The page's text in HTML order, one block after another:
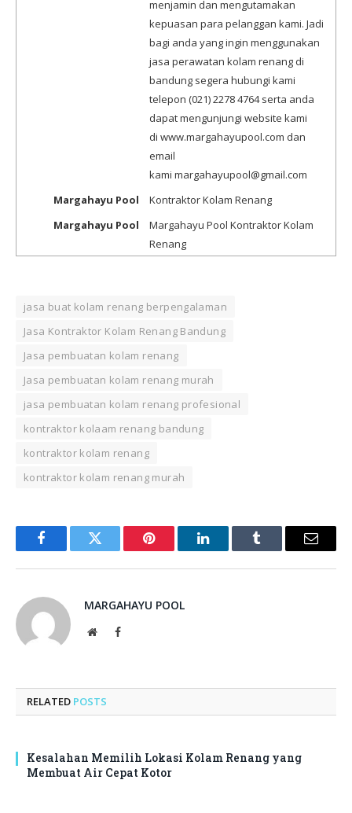
menjamin dan mengutamakan
kepuasan para pelanggan kami. Jadi
bagi anda yang ingin menggunakan
jasa perawatan kolam renang di
bandung segera hubungi kami
telepon (021) 2278 4764 serta anda
dapat mengunjungi website kami
di www.margahayupool.com dan
email
kami margahayupool@gmail.com
Margahayu Pool
Kontraktor Kolam Renang
Margahayu Pool
Margahayu Pool Kontraktor Kolam
Renang
jasa buat kolam renang berpengalaman
Jasa Kontraktor Kolam Renang Bandung
Jasa pembuatan kolam renang
Jasa pembuatan kolam renang murah
jasa pembuatan kolam renang profesional
kontraktor kolaam renang bandung
kontraktor kolam renang
kontraktor kolam renang murah
FacebookTwitter Pinterest LinkedInTumblr Email
MARGAHAYU POOL
WebsiteFacebook
RELATED POSTS
Kesalahan Memilih Lokasi Kolam Renang yang
Membuat Air Cepat Kotor